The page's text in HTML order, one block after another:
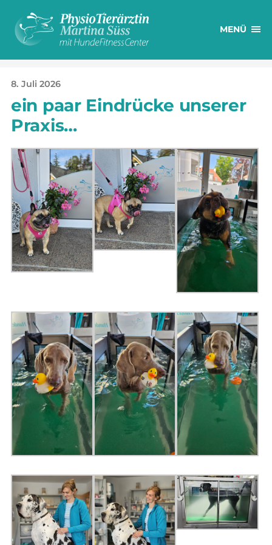
MENÜ
8. Juli 2026
ein paar Eindrücke unserer
Praxis…